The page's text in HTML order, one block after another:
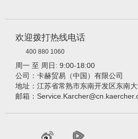
欢迎拨打热线电话
400 880 1060
周一 至 周日: 9:00-18:00
公司：卡赫贸易（中国）有限公司
地址：江苏省常熟市东南开发区东南
邮箱：